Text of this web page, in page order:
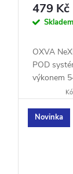
479 Kč
Skladem
OXVA
POD
výkonem
režimy...
Novinka